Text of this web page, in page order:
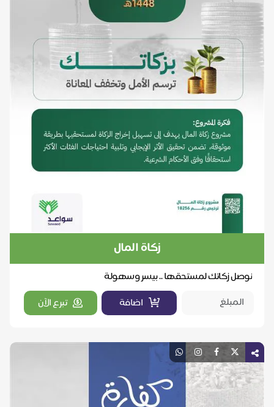
زكاة المال
نوصل زكاتك لمستحقها .. بيسر وسهولة
اضافة
تبرع الآن